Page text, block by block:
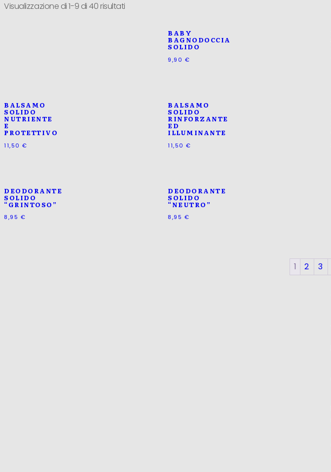
Visualizzazione di 1-9 di 40 risultati
BABY
BAGNODOCCIA
SOLIDO
9,90 €
BALSAMO
SOLIDO
NUTRIENTE
E
PROTETTIVO
11,50€
BALSAMO
SOLIDO
RINFORZANTE
ED
ILLUMINANTE
11,50€
DEODORANTE
SOLIDO
“GRINTOSO”
8,95 €
DEODORANTE
SOLIDO
“NEUTRO”
8,95 €
1 2 3